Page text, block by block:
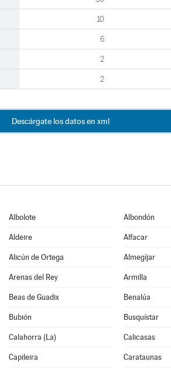
10
6
2
2
Descárgate los datos en xml
Albolote Albondón
Aldeire Alfacar
Alicún de Ortega Almegíjar
Arenas del Rey Armilla
Beas de Guadix Benalúa
Bubión Busquístar
Calahorra (La) Calicasas
Capileira Carataunas